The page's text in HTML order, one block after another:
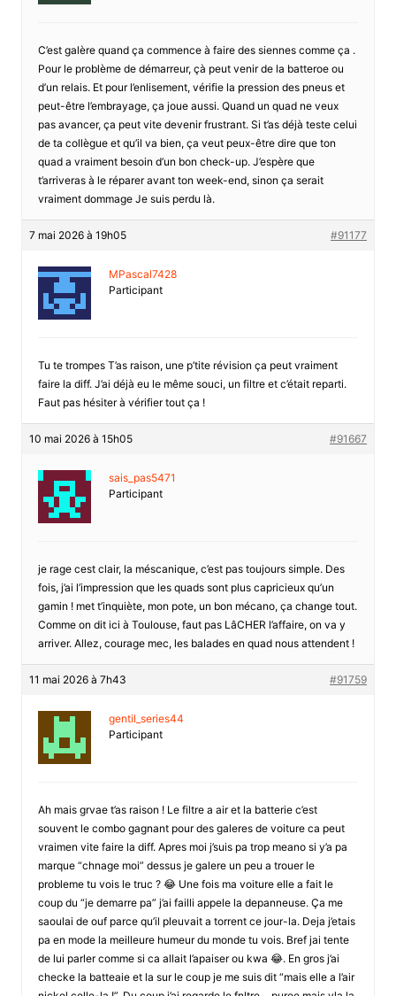
C’est galère quand ça commence à faire des siennes comme ça .
Pour le problème de démarreur, çà peut venir de la batteroe ou
d’un relais. Et pour l’enlisement, vérifie la pression des pneus et
peut-être l’embrayage, ça joue aussi. Quand un quad ne veux
pas avancer, ça peut vite devenir frustrant. Si t’as déjà teste celui
de ta collègue et qu’il va bien, ça veut peux-être dire que ton
quad a vraiment besoin d’un bon check-up. J’espère que
t’arriveras à le réparer avant ton week-end, sinon ça serait
vraiment dommage Je suis perdu là.
7 mai 2026 à 19h05 #91177
MPascal7428
Participant
Tu te trompes T’as raison, une p’tite révision ça peut vraiment
faire la diff. J’ai déjà eu le même souci, un filtre et c’était reparti.
Faut pas hésiter à vérifier tout ça !
10 mai 2026 à 15h05 #91667
sais_pas5471
Participant
je rage cest clair, la méscanique, c’est pas toujours simple. Des
fois, j’ai l’impression que les quads sont plus capricieux qu’un
gamin ! met t’inquiète, mon pote, un bon mécano, ça change tout.
Comme on dit ici à Toulouse, faut pas LâCHER l’affaire, on va y
arriver. Allez, courage mec, les balades en quad nous attendent !
11 mai 2026 à 7h43 #91759
gentil_series44
Participant
Ah mais grvae t’as raison ! Le filtre a air et la batterie c’est
souvent le combo gagnant pour des galeres de voiture ca peut
vraimen vite faire la diff. Apres moi j’suis pa trop meano si y’a pa
marque “chnage moi” dessus je galere un peu a trouer le
probleme tu vois le truc ? 😂 Une fois ma voiture elle a fait le
coup du “je demarre pa” j’ai failli appele la depanneuse. Ça me
saoulai de ouf parce qu’il pleuvait a torrent ce jour-la. Deja j’etais
pa en mode la meilleure humeur du monde tu vois. Bref jai tente
de lui parler comme si ca allait l’apaiser ou kwa 😂. En gros j’ai
checke la batteaie et la sur le coup je me suis dit “mais elle a l’air